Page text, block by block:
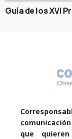
Guía de los XVI
que